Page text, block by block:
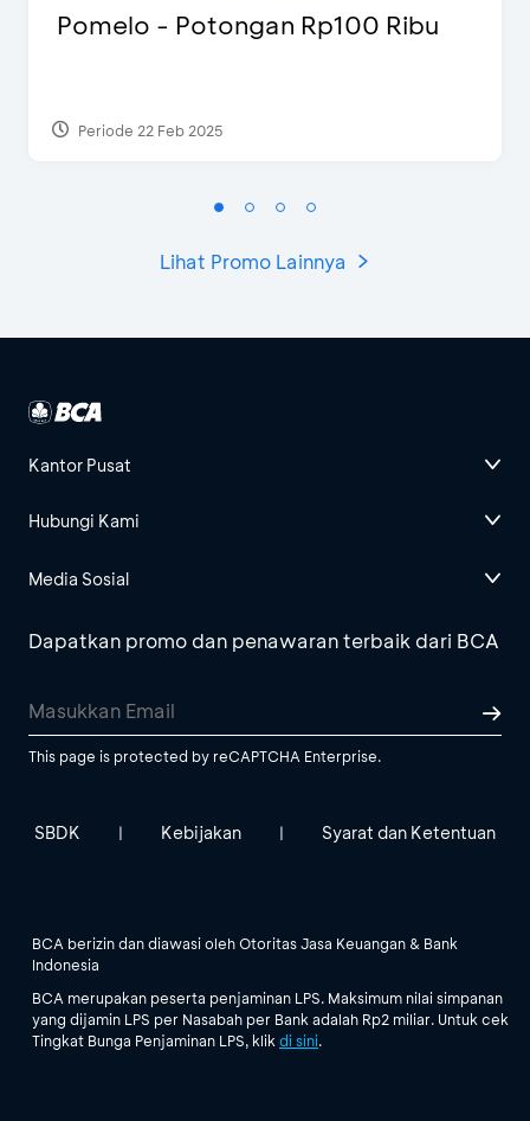
Pomelo - Potongan Rp100 Ribu
Periode 22 Feb 2025
Lihat Promo Lainnya
Kantor Pusat
Hubungi Kami
Media Sosial
Dapatkan promo dan penawaran terbaik dari BCA
This page is protected by reCAPTCHA Enterprise.
SBDK | Kebijakan | Syarat dan Ketentuan
BCA berizin dan diawasi oleh Otoritas Jasa Keuangan & Bank
Indonesia
BCA merupakan peserta penjaminan LPS. Maksimum nilai simpanan
yang dijamin LPS per Nasabah per Bank adalah Rp2 miliar. Untuk cek
Tingkat Bunga Penjaminan LPS, klik di sini.